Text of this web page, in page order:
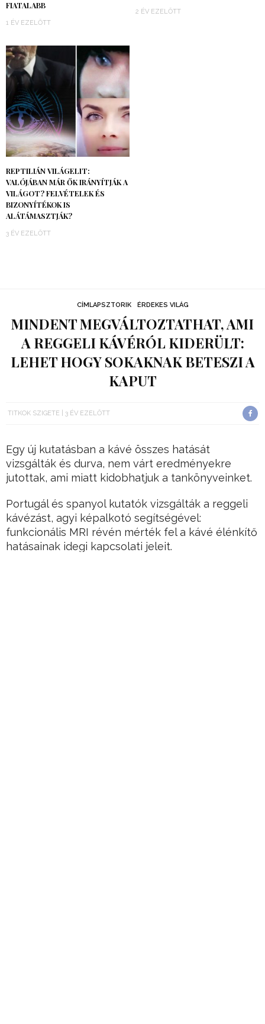
FIATALABB
1 ÉV EZELŐTT
2 ÉV EZELŐTT
REPTILIÁN VILÁGELIT:
VALÓJÁBAN MÁR ŐK IRÁNYÍTJÁK A
VILÁGOT? FELVÉTELEK ÉS
BIZONYÍTÉKOK IS
ALÁTÁMASZTJÁK?
3 ÉV EZELŐTT
CÍMLAPSZTORIK ÉRDEKES VILÁG
MINDENT MEGVÁLTOZTATHAT, AMI
A REGGELI KÁVÉRÓL KIDERÜLT:
LEHET HOGY SOKAKNAK BETESZI A
KAPUT
TITKOK SZIGETE 3 ÉV EZELŐTT
Egy új kutatásban a kávé összes hatását
vizsgálták és durva, nem várt eredményekre
jutottak, ami miatt kidobhatjuk a tankönyveinket.
Portugál és spanyol kutatók vizsgálták a reggeli
kávézást, agyi képalkotó segítségével:
funkcionális MRI révén mérték fel a kávé élénkítő
hatásainak idegi kapcsolati jeleit.